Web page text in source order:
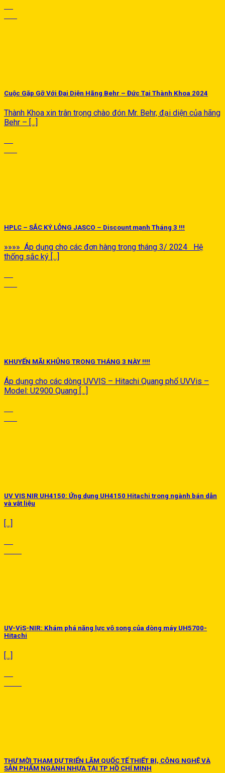
Cuộc Gặp Gỡ Với Đại Diện Hãng Behr – Đức Tại Thành Khoa 2024
Thành Khoa xin trân trọng chào đón Mr. Behr, đại diện của hãng
Behr – [...]
HPLC – SẮC KÝ LỎNG JASCO – Discount mạnh Tháng 3 !!!
»»»» Áp dụng cho các đơn hàng trong tháng 3/ 2024 Hệ
thống sắc ký [...]
KHUYẾN MÃI KHỦNG TRONG THÁNG 3 NÀY !!!!
Áp dụng cho các dòng UVVIS – Hitachi Quang phổ UVVis –
Model: U2900 Quang [...]
UV VIS NIR UH4150: Ứng dụng UH4150 Hitachi trong ngành bán dẫn
và vật liệu
[...]
UV-ViS-NIR: Khám phá năng lực vô song của dòng máy UH5700-
Hitachi
[...]
THƯ MỜI THAM DỰ TRIỂN LÃM QUỐC TẾ THIẾT BỊ, CÔNG NGHỆ VÀ
SẢN PHẨM NGÀNH NHỰA TẠI TP HỒ CHÍ MINH